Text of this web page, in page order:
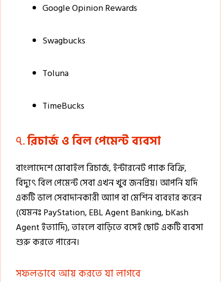
Google Opinion Rewards
Swagbucks
Toluna
TimeBucks
৭.রিচার্জ ও বিল পেমেন্ট ব্যবসা
বাংলাদেশে মোবাইল রিচার্জ, ইন্টারনেট প্যাক বিক্রি,
বিদ্যুৎ বিল পেমেন্ট সেবা এখন খুব জনপ্রিয়। আপনি যদি
একটি ভাল সেবাদানকারী অ্যাপ বা মেশিন ব্যবহার করেন
(যেমনঃ PayStation, EBL Agent Banking, bKash
Agent ইত্যাদি), তাহলে বাড়িতে বসেই ছোট একটি ব্যবসা
শুরু করতে পারেন।
সফলভাবে আয় করতে যা লাগবে